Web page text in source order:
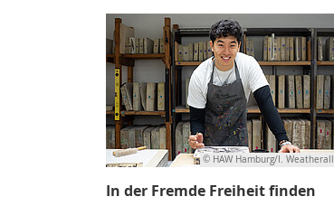
© HAW Hamburg/I. Weatherall
In der Fremde Freiheit finden